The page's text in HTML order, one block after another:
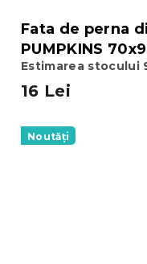
Fata de perna
PUMPKINS
Estimarea stocului
16 Lei
Noutăți